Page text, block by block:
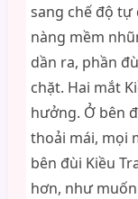
sang chế độ tự
nàng mềm
dần ra, phần
chặt. Hai mắt
hưởng. Ở bên
thoải mái, mọi
bên đùi Kiều
hơn, như